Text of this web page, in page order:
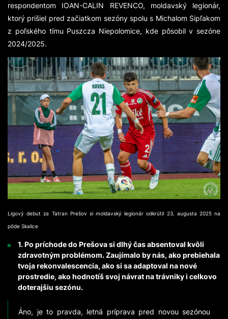
respondentom IOAN-CALIN REVENCO, moldavský legionár,
ktorý prišiel pred začiatkom sezóny spolu s Michalom Sipľakom
z poľského tímu Puszcza Niepolomice, kde pôsobil v sezóne
2024/2025.
Ligový debut za Tatran Prešov si moldavský legionár odkrútil 23. augusta 2025 na
pôde Skalice
1. Po príchode do Prešova si dlhý čas absentoval kvôli
zdravotným problémom. Zaujímalo by nás, ako prebiehala
tvoja rekonvalescencia, ako si sa adaptoval na nové
prostredie, ako hodnotíš svoj návrat na trávniky i celkovo
doterajšiu sezónu.
Áno, je to pravda, letná príprava pred novou sezónou